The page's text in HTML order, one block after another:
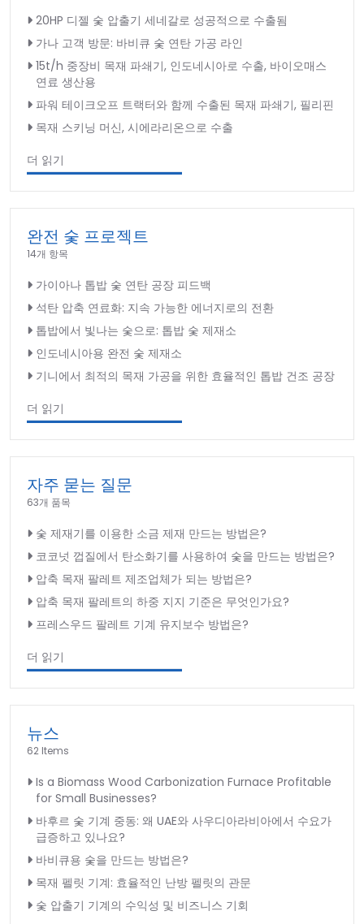
20HP 디젤 숯 압출기 세네갈로 성공적으로 수출됨
가나 고객 방문: 바비큐 숯 연탄 가공 라인
15t/h 중장비 목재 파쇄기, 인도네시아로 수출, 바이오매스
연료 생산용
파워 테이크오프 트랙터와 함께 수출된 목재 파쇄기, 필리핀
목재 스키닝 머신, 시에라리온으로 수출
더 읽기
완전 숯 프로젝트
14개 항목
가이아나 톱밥 숯 연탄 공장 피드백
석탄 압축 연료화: 지속 가능한 에너지로의 전환
톱밥에서 빛나는 숯으로: 톱밥 숯 제재소
인도네시아용 완전 숯 제재소
기니에서 최적의 목재 가공을 위한 효율적인 톱밥 건조 공장
더 읽기
자주 묻는 질문
63개 품목
숯 제재기를 이용한 소금 제재 만드는 방법은?
코코넛 껍질에서 탄소화기를 사용하여 숯을 만드는 방법은?
압축 목재 팔레트 제조업체가 되는 방법은?
압축 목재 팔레트의 하중 지지 기준은 무엇인가요?
프레스우드 팔레트 기계 유지보수 방법은?
더 읽기
뉴스
62 Items
Is a Biomass Wood Carbonization Furnace Profitable
for Small Businesses?
바후르 숯 기계 중동: 왜 UAE와 사우디아라비아에서 수요가
급증하고 있나요?
바비큐용 숯을 만드는 방법은?
목재 펠릿 기계: 효율적인 난방 펠릿의 관문
숯 압출기 기계의 수익성 및 비즈니스 기회